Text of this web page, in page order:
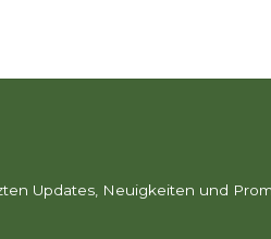
Updates, Neuigkeiten und